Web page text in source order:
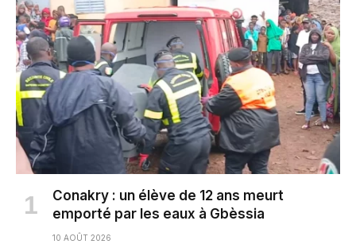
Conakry : un élève de 12 ans meurt
emporté par les eaux à Gbèssia
10 AOÛT 2026